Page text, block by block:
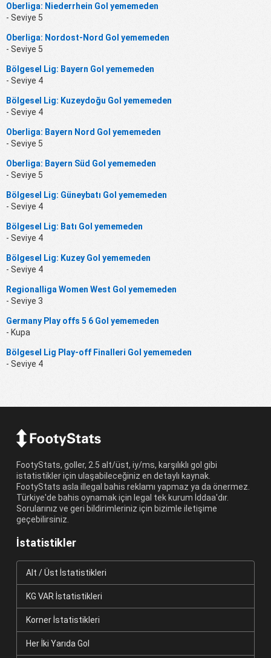
Oberliga: Niederrhein Gol yememeden
- Seviye 5
Oberliga: Nordost-Nord Gol yememeden
- Seviye 5
Bölgesel Lig: Bayern Gol yememeden
- Seviye 4
Bölgesel Lig: Kuzeydoğu Gol yememeden
- Seviye 4
Oberliga: Bayern Nord Gol yememeden
- Seviye 5
Oberliga: Bayern Süd Gol yememeden
- Seviye 5
Bölgesel Lig: Güneybatı Gol yememeden
- Seviye 4
Bölgesel Lig: Batı Gol yememeden
- Seviye 4
Bölgesel Lig: Kuzey Gol yememeden
- Seviye 4
Regionalliga Women West Gol yememeden
- Seviye 3
Germany Play offs 5 6 Gol yememeden
- Kupa
Bölgesel Lig Play-off Finalleri Gol yememeden
- Seviye 4
FootyStats, goller, 2.5 alt/üst, iy/ms, karşılıklı gol gibi
istatistikler için ulaşabileceğiniz en detaylı kaynak.
FootyStats asla illegal bahis reklamı yapmaz ya da önermez.
Türkiye'de bahis oynamak için legal tek kurum İddaa'dır.
Sorularınız ve geri bildirimleriniz için bizimle iletişime
geçebilirsiniz.
İstatistikler
Alt / Üst İstatistikleri
KG VAR İstatistikleri
Korner İstatistikleri
Her İki Yarıda Gol